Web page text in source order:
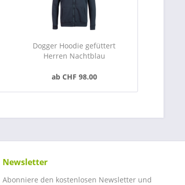
Dogger Hoodie gefüttert
Herren Nachtblau
ab CHF 98.00
Newsletter
Abonniere den kostenlosen Newsletter und